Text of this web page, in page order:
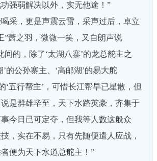
强弱解决以外，实无他途！”
，更是声震云雷，采声过后，卓立
”萧之羽，微微一笑，又自朗声说
间的，除了‘太湖八寨’的龙总舵主之
’的公孙寨主、‘高邮湖’的易大舵
‘五行帮主’，可惜长江帮早已星散，但
是群雄毕至，天下水路英豪，齐集于
今日已可定夺，但我等人数这般众
，实在不易，只有先随便遣人应战，
便为天下水道总舵主！”